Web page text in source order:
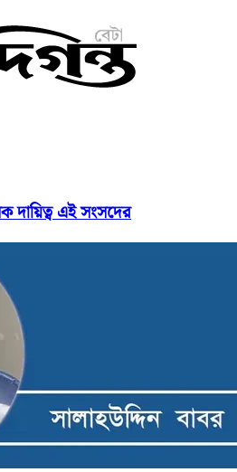
দায়িত্ব এই সংসদের